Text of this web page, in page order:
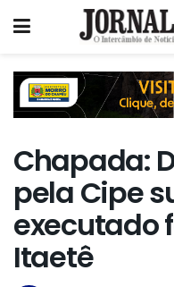
Chapada:
pela Cipe
executado
Itaetê